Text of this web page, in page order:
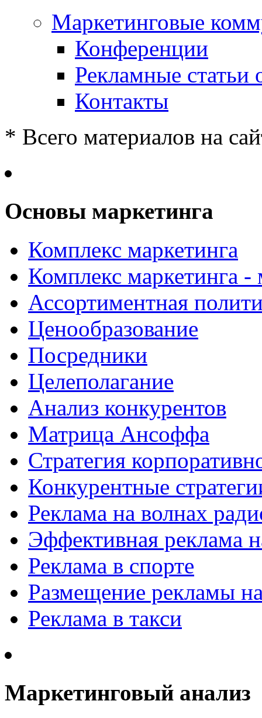
Маркетинговые
Конференции
Рекламные статьи
Контакты
* Всего материалов на
Основы маркетинга
Комплекс маркетинга
Комплекс маркетинга
Ассортиментная
Ценообразование
Посредники
Целеполагание
Анализ конкурентов
Матрица Ансоффа
Стратегия
Конкурентные
Реклама на волнах
Эффективная реклама
Реклама в спорте
Размещение рекламы
Реклама в такси
Маркетинговый анализ